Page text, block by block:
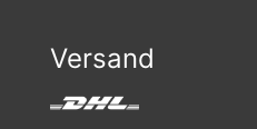
Versand